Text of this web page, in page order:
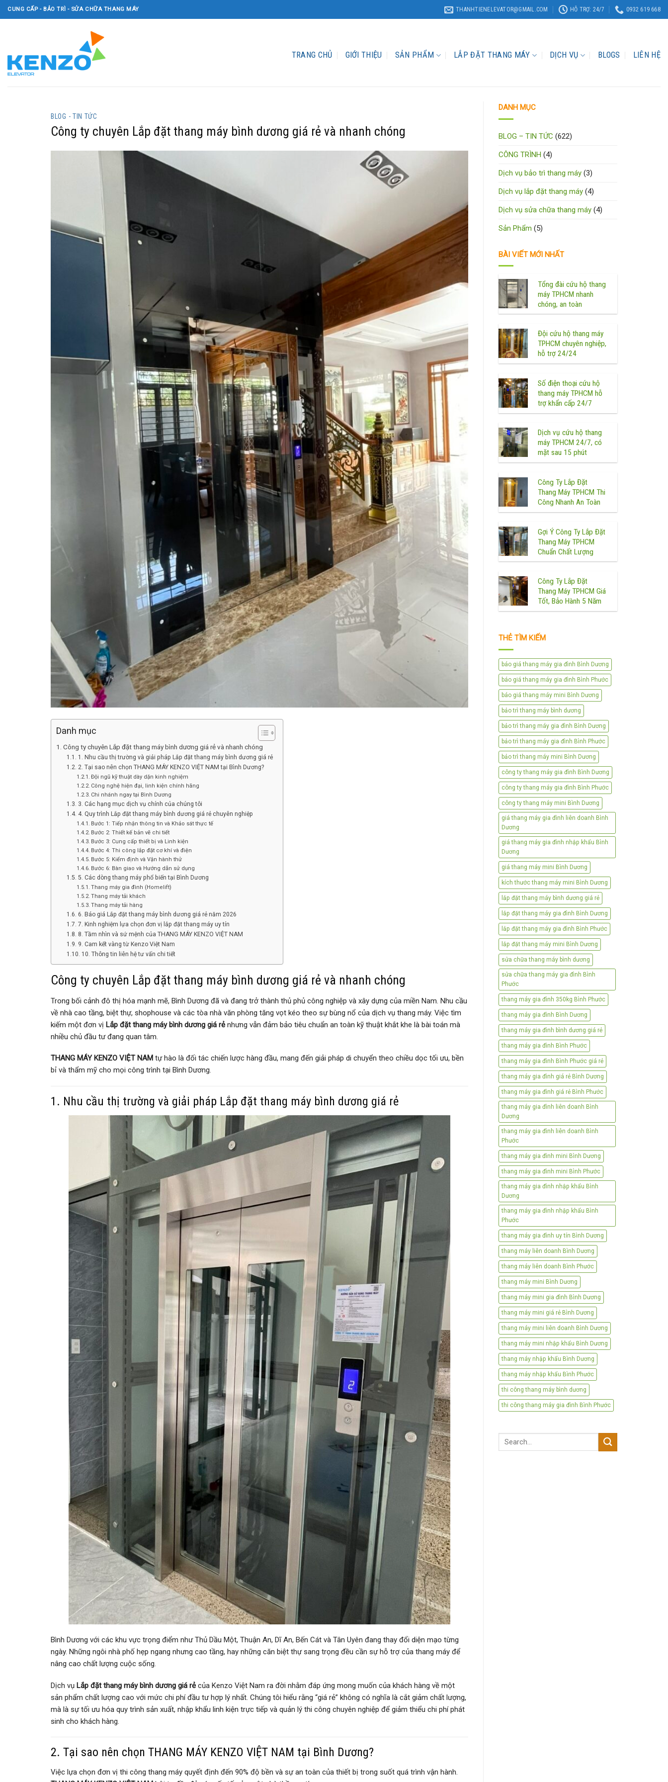
Skip
to
CUNG CẤP - BẢO TRÌ - SỬA CHỮA THANG MÁY THANHTIENELEVATOR@GMAIL.COM HỖ TRỢ: 24/7 0932 619 668
TRANG CHỦ GIỚI THIỆU SẢN PHẨM LẮP ĐẶT THANG MÁY DỊCH VỤ BLOGS LIÊN HỆ
BLOG - TIN TỨC
Công ty chuyên Lắp đặt thang máy bình dương giá rẻ và nhanh chóng
Danh mục
Công ty chuyên Lắp đặt thang máy bình dương giá rẻ và nhanh chóng
1. Nhu cầu thị trường và giải pháp Lắp đặt thang máy bình dương giá rẻ
2. Tại sao nên chọn THANG MÁY KENZO VIỆT NAM tại Bình Dương?
Đội ngũ kỹ thuật dày dặn kinh nghiệm
Công nghệ hiện đại, linh kiện chính hãng
Chi nhánh ngay tại Bình Dương
3. Các hạng mục dịch vụ chính của chúng tôi
4. Quy trình Lắp đặt thang máy bình dương giá rẻ chuyên nghiệp
Bước 1: Tiếp nhận thông tin và Khảo sát thực tế
Bước 2: Thiết kế bản vẽ chi tiết
Bước 3: Cung cấp thiết bị và Linh kiện
Bước 4: Thi công lắp đặt cơ khí và điện
Bước 5: Kiểm định và Vận hành thử
Bước 6: Bàn giao và Hướng dẫn sử dụng
5. Các dòng thang máy phổ biến tại Bình Dương
Thang máy gia đình (Homelift)
Thang máy tải khách
Thang máy tải hàng
6. Báo giá Lắp đặt thang máy bình dương giá rẻ năm 2026
7. Kinh nghiệm lựa chọn đơn vị lắp đặt thang máy uy tín
8. Tầm nhìn và sứ mệnh của THANG MÁY KENZO VIỆT NAM
9. Cam kết vàng từ Kenzo Việt Nam
10. Thông tin liên hệ tư vấn chi tiết
Công ty chuyên Lắp đặt thang máy bình dương giá rẻ và nhanh chóng
Trong bối cảnh đô thị hóa mạnh mẽ, Bình Dương đã và đang trở thành thủ phủ công nghiệp và xây dựng của miền Nam. Nhu cầu
về nhà cao tầng, biệt thự, shophouse và các tòa nhà văn phòng tăng vọt kéo theo sự bùng nổ của dịch vụ thang máy. Việc tìm
kiếm một đơn vị Lắp đặt thang máy bình dương giá rẻ nhưng vẫn đảm bảo tiêu chuẩn an toàn kỹ thuật khắt khe là bài toán mà
nhiều chủ đầu tư đang quan tâm.
THANG MÁY KENZO VIỆT NAM tự hào là đối tác chiến lược hàng đầu, mang đến giải pháp di chuyển theo chiều dọc tối ưu, bền
bỉ và thẩm mỹ cho mọi công trình tại Bình Dương.
1. Nhu cầu thị trường và giải pháp Lắp đặt thang máy bình dương giá rẻ
Bình Dương với các khu vực trọng điểm như Thủ Dầu Một, Thuận An, Dĩ An, Bến Cát và Tân Uyên đang thay đổi diện mạo từng
ngày. Những ngôi nhà phố hẹp ngang nhưng cao tầng, hay những căn biệt thự sang trọng đều cần sự hỗ trợ của thang máy để
nâng cao chất lượng cuộc sống.
Dịch vụ Lắp đặt thang máy bình dương giá rẻ của Kenzo Việt Nam ra đời nhằm đáp ứng mong muốn của khách hàng về một
sản phẩm chất lượng cao với mức chi phí đầu tư hợp lý nhất. Chúng tôi hiểu rằng “giá rẻ” không có nghĩa là cắt giảm chất lượng,
mà là sự tối ưu hóa quy trình sản xuất, nhập khẩu linh kiện trực tiếp và quản lý thi công chuyên nghiệp để giảm thiểu chi phí phát
sinh cho khách hàng.
2. Tại sao nên chọn THANG MÁY KENZO VIỆT NAM tại Bình Dương?
Việc lựa chọn đơn vị thi công thang máy quyết định đến 90% độ bền và sự an toàn của thiết bị trong suốt quá trình vận hành.
DANH MỤC
BLOG – TIN TỨC (622)
CÔNG TRÌNH (4)
Dịch vụ bảo trì thang máy (3)
Dịch vụ lắp đặt thang máy (4)
Dịch vụ sửa chữa thang máy (4)
Sản Phẩm (5)
BÀI VIẾT MỚI NHẤT
Tổng đài cứu hộ thang
máy TPHCM nhanh
chóng, an toàn
Đội cứu hộ thang máy
TPHCM chuyên nghiệp,
hỗ trợ 24/24
Số điện thoại cứu hộ
thang máy TPHCM hỗ
trợ khẩn cấp 24/7
Dịch vụ cứu hộ thang
máy TPHCM 24/7, có
mặt sau 15 phút
Công Ty Lắp Đặt
Thang Máy TPHCM Thi
Công Nhanh An Toàn
Gợi Ý Công Ty Lắp Đặt
Thang Máy TPHCM
Chuẩn Chất Lượng
Công Ty Lắp Đặt
Thang Máy TPHCM Giá
Tốt, Bảo Hành 5 Năm
THẺ TÌM KIẾM
báo giá thang máy gia đình Bình Dương
báo giá thang máy gia đình Bình Phước
báo giá thang máy mini Bình Dương
bảo trì thang máy bình dương
bảo trì thang máy gia đình Bình Dương
bảo trì thang máy gia đình Bình Phước
bảo trì thang máy mini Bình Dương
công ty thang máy gia đình Bình Dương
công ty thang máy gia đình Bình Phước
công ty thang máy mini Bình Dương
giá thang máy gia đình liên doanh Bình
Dương
giá thang máy gia đình nhập khẩu Bình
Dương
giá thang máy mini Bình Dương
kích thước thang máy mini Bình Dương
lắp đặt thang máy bình dương giá rẻ
lắp đặt thang máy gia đình Bình Dương
lắp đặt thang máy gia đình Bình Phước
lắp đặt thang máy mini Bình Dương
sửa chữa thang máy bình dương
sửa chữa thang máy gia đình Bình
Phước
thang máy gia đình 350kg Bình Phước
thang máy gia đình Bình Dương
thang máy gia đình bình dương giá rẻ
thang máy gia đình Bình Phước
thang máy gia đình Bình Phước giá rẻ
thang máy gia đình giá rẻ Bình Dương
thang máy gia đình giá rẻ Bình Phước
thang máy gia đình liên doanh Bình
Dương
thang máy gia đình liên doanh Bình
Phước
thang máy gia đình mini Bình Dương
thang máy gia đình mini Bình Phước
thang máy gia đình nhập khẩu Bình
Dương
thang máy gia đình nhập khẩu Bình
Phước
thang máy gia đình uy tín Bình Dương
thang máy liên doanh Bình Dương
thang máy liên doanh Bình Phước
thang máy mini Bình Dương
thang máy mini gia đình Bình Dương
thang máy mini giá rẻ Bình Dương
thang máy mini liên doanh Bình Dương
thang máy mini nhập khẩu Bình Dương
thang máy nhập khẩu Bình Dương
thang máy nhập khẩu Bình Phước
thi công thang máy bình dương
thi công thang máy gia đình Bình Phước
Search